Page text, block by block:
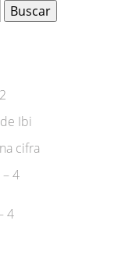
Ibi
cifra
4
4